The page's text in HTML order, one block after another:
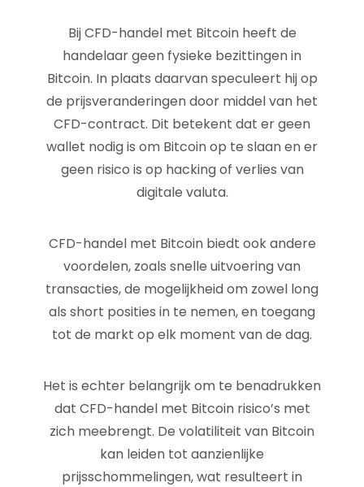
Bij CFD-handel met Bitcoin heeft de
handelaar geen fysieke bezittingen in
Bitcoin. In plaats daarvan speculeert hij op
de prijsveranderingen door middel van het
CFD-contract. Dit betekent dat er geen
wallet nodig is om Bitcoin op te slaan en er
geen risico is op hacking of verlies van
digitale valuta.
CFD-handel met Bitcoin biedt ook andere
voordelen, zoals snelle uitvoering van
transacties, de mogelijkheid om zowel long
als short posities in te nemen, en toegang
tot de markt op elk moment van de dag.
Het is echter belangrijk om te benadrukken
dat CFD-handel met Bitcoin risico’s met
zich meebrengt. De volatiliteit van Bitcoin
kan leiden tot aanzienlijke
prijsschommelingen, wat resulteert in